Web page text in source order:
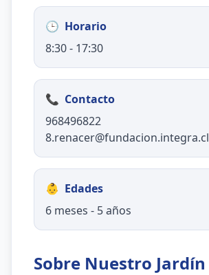
🕒 Horario
8:30 - 17:30
📞 Contacto
968496822
8.renacer@fundacion.integra.cl
👶 Edades
6 meses - 5 años
Sobre Nuestro Jardín